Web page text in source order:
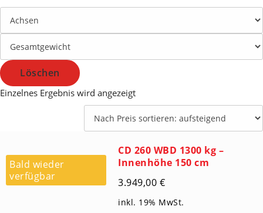
Löschen
Einzelnes Ergebnis wird angezeigt
Bald wieder
verfügbar
CD 260 WBD 1300 kg –
Innenhöhe 150 cm
3.949,00 €
inkl. 19% MwSt.